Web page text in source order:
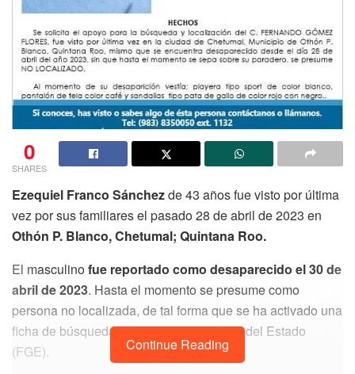
0
SHARES
Ezequiel Franco Sánchezde 43 años fue visto por última
vez por sus familiares el pasado 28 de abril de 2023 en
Othón P. Blanco, Chetumal; Quintana Roo.
El masculino fue reportado como desaparecido el 30 de
abril de 2023. Hasta el momento se presume como
persona no localizada, de tal forma que se ha activado una
ficha de búsqueda en la Fiscalía General del Estado
(FGE).
Continue Reading